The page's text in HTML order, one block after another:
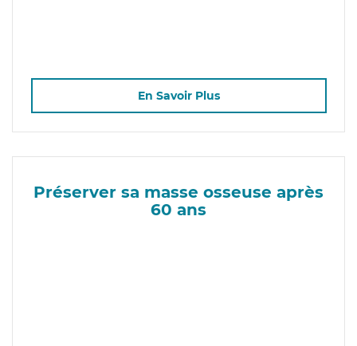
En Savoir Plus
Préserver sa masse osseuse après
60 ans